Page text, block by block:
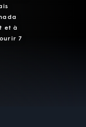
et à
7